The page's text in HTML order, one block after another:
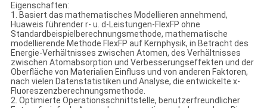
Eigenschaften:
1. Basiert das mathematisches Modellieren annehmend,
Huaweis führender r- u. d-Leistungen-FlexFP ohne
Standardbeispielberechnungsmethode, mathematische
modellierende Methode FlexFP auf Kernphysik, in Betracht des
Energie-Verhältnisses zwischen Atomen, des Verhältnisses
zwischen Atomabsorption und Verbesserungseffekten und der
Oberfläche von Materialien Einfluss und von anderen Faktoren,
nach vielen Datenstatistiken und Analyse, die entwickelte x-
Fluoreszenzberechnungsmethode.
2. Optimierte Operationsschnittstelle, benutzerfreundlicher